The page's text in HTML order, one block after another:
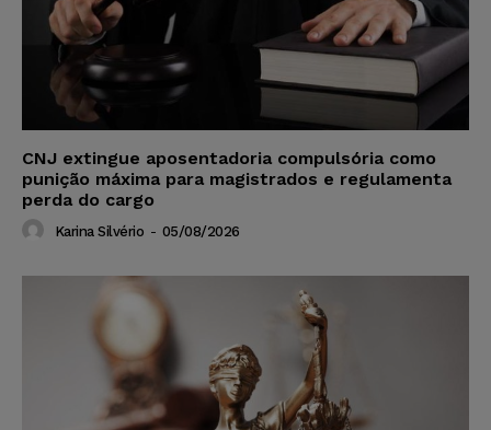
CNJ extingue aposentadoria compulsória como
punição máxima para magistrados e regulamenta
perda do cargo
Karina Silvério - 05/08/2026